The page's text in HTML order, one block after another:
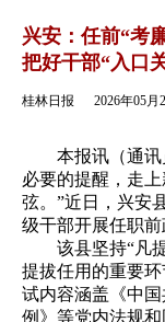
兴安：任前“考
把好干部“入口
桂林日报 2026年05
本报讯（通讯
必要的提醒，走
弦。”近日，兴安
级干部开展任职前
该县坚持“凡提
提拔任用的重要
试内容涵盖《中
例》等党内法规